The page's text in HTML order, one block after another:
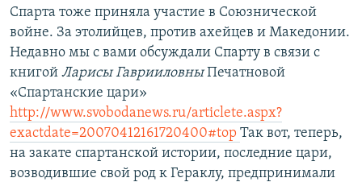
Спарта тоже приняла участие в Союзнической
войне. За этолийцев, против ахейцев и Македонии.
Недавно мы с вами обсуждали Спарту в связи с
книгой Ларисы ГаврииловныПечатновой
«Спартанские цари»
http://www.svobodanews.ru/articlete.aspx?
exactdate=20070412161720400#top Так вот, теперь,
на закате спартанской истории, последние цари,
возводившие свой род к Гераклу, предпринимали